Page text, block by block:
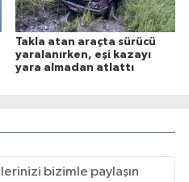
Takla atan araçta sürücü
yaralanırken, eşi kazayı
yara almadan atlattı